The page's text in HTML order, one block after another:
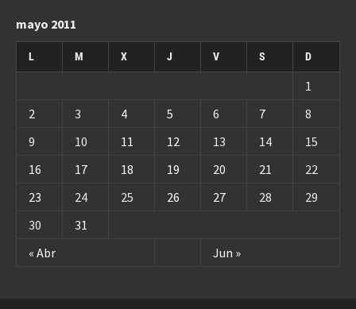
mayo 2011
L M X J V S D
« Abr Jun »
1
2
3 4 5 6 7
8
9
10 11 12 13 14
15
16
17 18 19 20 21
22
23
24 25 26 27 28
29
30
31